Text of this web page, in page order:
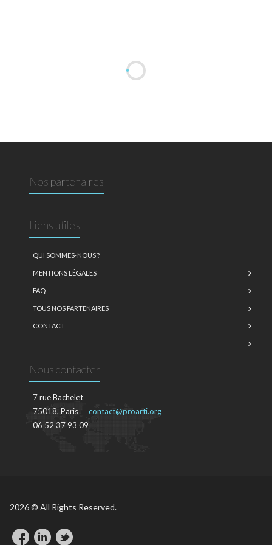
Nos partenaires
Liens utiles
QUI SOMMES-NOUS ?
MENTIONS LÉGALES
FAQ
TOUS NOS PARTENAIRES
CONTACT
Nous contacter
7 rue Bachelet
75018, Paris
06 52 37 93 09
contact@proarti.org
2026 © All Rights Reserved.